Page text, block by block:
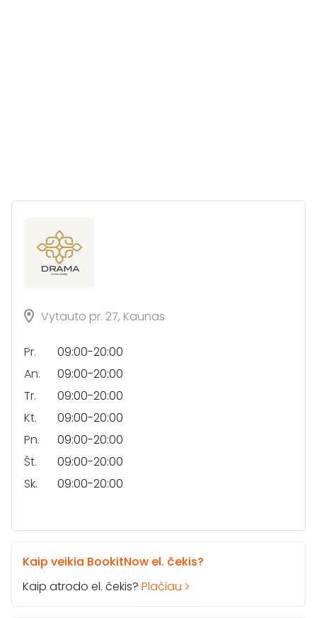
Vytauto pr. 27, Kaunas
Pr.
09:00-20:00
An.
09:00-20:00
Tr.
09:00-20:00
Kt.
09:00-20:00
Pn.
09:00-20:00
Št.
09:00-20:00
Sk.
09:00-20:00
Kaip veikia BookitNow el. čekis?
Kaip atrodo el. čekis? Plačiau